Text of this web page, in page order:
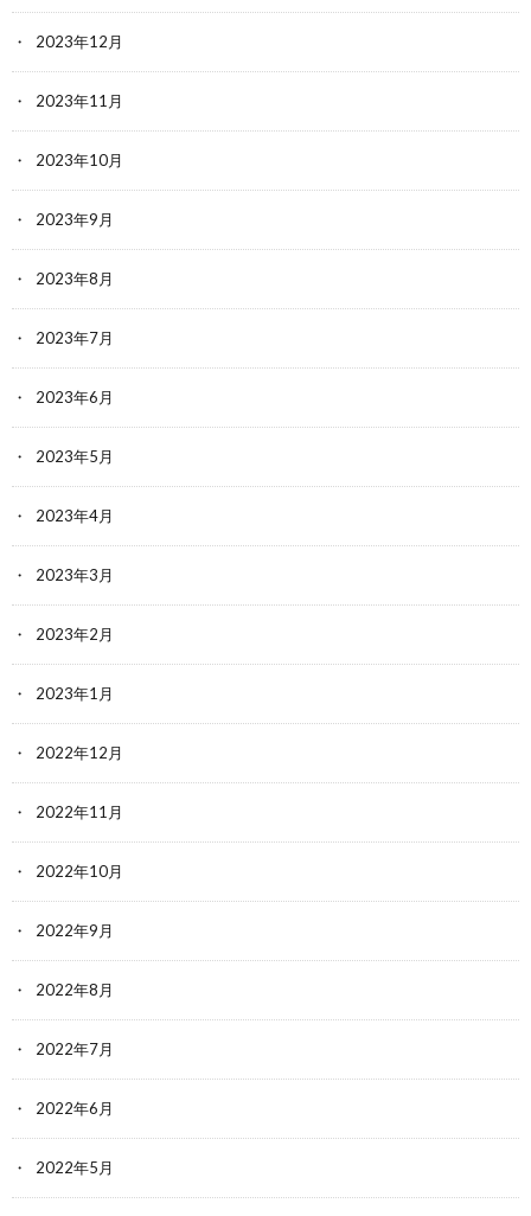
2023年12月
2023年11月
2023年10月
2023年9月
2023年8月
2023年7月
2023年6月
2023年5月
2023年4月
2023年3月
2023年2月
2023年1月
2022年12月
2022年11月
2022年10月
2022年9月
2022年8月
2022年7月
2022年6月
2022年5月